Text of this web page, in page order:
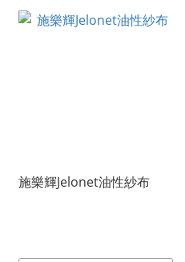
施樂輝Jelonet油性紗布